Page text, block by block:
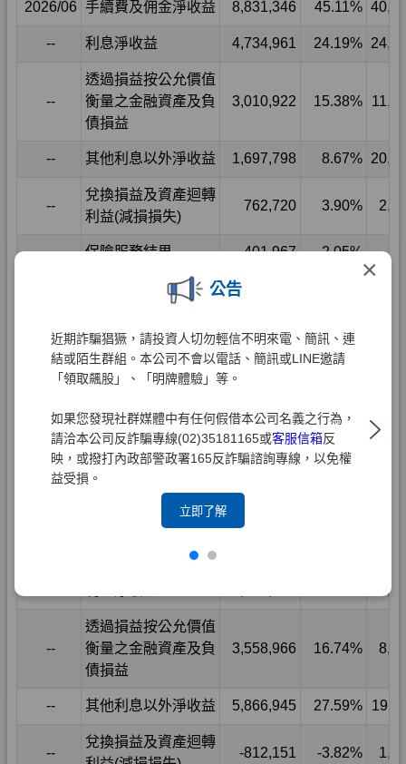
×
公告
近期詐騙猖獗，請投資人切勿輕信不明來電、簡訊、連
結或陌生群組。本公司不會以電話、簡訊或LINE邀請
「領取飆股」、「明牌體驗」等。
如果您發現社群媒體中有任何假借本公司名義之行為，
請洽本公司反詐騙專線(02)35181165或客服信箱反
映，或撥打內政部警政署165反詐騙諮詢專線，以免權
益受損。
立即了解